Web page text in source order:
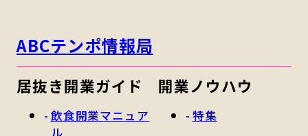
ABCテンポ情報局
居抜き開業ガイド
飲食開業マニュア
開業ノウハウ
特集